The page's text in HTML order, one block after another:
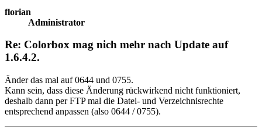
florian
Administrator
Re: Colorbox mag nich mehr nach Update auf
1.6.4.2.
Änder das mal auf 0644 und 0755.
Kann sein, dass diese Änderung rückwirkend nicht funktioniert,
deshalb dann per FTP mal die Datei- und Verzeichnisrechte
entsprechend anpassen (also 0644 / 0755).